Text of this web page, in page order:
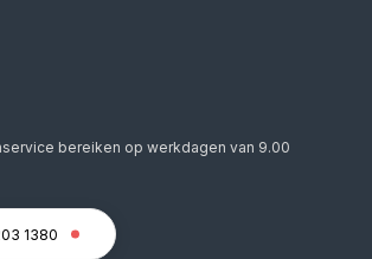
bereiken op werkdagen van 9.00
1380